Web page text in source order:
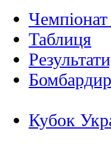
Таблиця
Кубок